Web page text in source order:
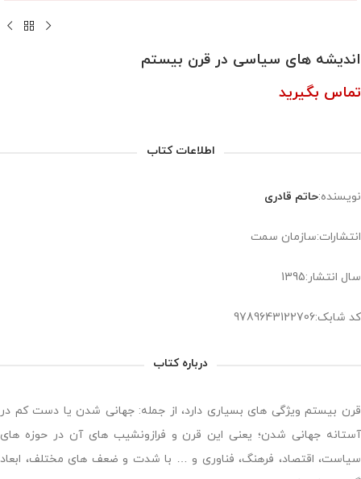
اندیشه های سیاسی در قرن بیستم
تماس بگیرید
اطلاعات کتاب
نویسنده:ح‍ات‍م‌ ق‍ادری‌
انتشارات:سازمان سمت
سال انتشار:1395
کد شابک:9789643122706
درباره کتاب
قرن بیستم ویژگی های بسیاری دارد، از جمله: جهانی شدن یا دست کم در
آستانه جهانی شدن؛ یعنی این قرن و فرازونشیب های آن در حوزه های
سیاست، اقتصاد، فرهنگ، فناوری و … با شدت و ضعف های مختلف، ابعاد